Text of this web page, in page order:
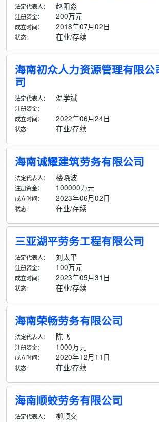
法定代表人： 赵阳淼
注册资金： 200万元
成立时间： 2018年07月02日
状态: 在业/存续
海南初众人力资源管理有限公
司
法定代表人： 温学斌
注册资金： -
成立时间： 2022年06月24日
状态: 在业/存续
海南诚耀建筑劳务有限公司
法定代表人： 楼晓波
注册资金： 100000万元
成立时间： 2023年06月02日
状态: 在业/存续
三亚湖平劳务工程有限公司
法定代表人： 刘太平
注册资金： 100万元
成立时间： 2023年05月31日
状态: 在业/存续
海南荣畅劳务有限公司
法定代表人： 陈飞
注册资金： 1000万元
成立时间： 2020年12月11日
状态: 在业/存续
海南顺蛟劳务有限公司
法定代表人：
柳顺交